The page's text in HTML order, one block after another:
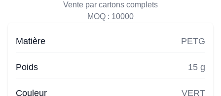
Vente par cartons complets
MOQ : 10000
Matière PETG
Poids 15 g
Couleur VERT